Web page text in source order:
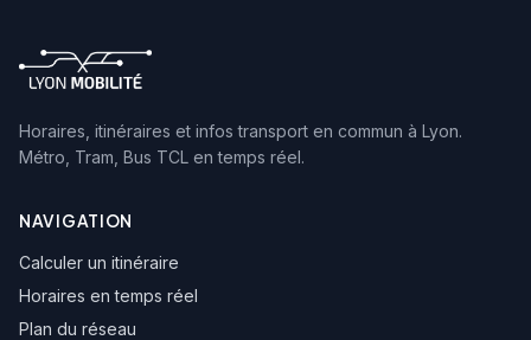
Chante Ruisseau
Horaires, itinéraires et infos transport en commun à Lyon.
Métro, Tram, Bus TCL en temps réel.
NAVIGATION
Calculer un itinéraire
Horaires en temps réel
Plan du réseau